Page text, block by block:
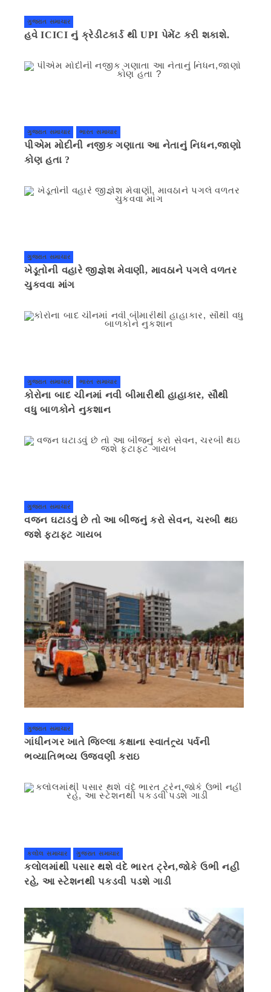
ગુજરાત સમાચાર
હવે ICICI નું ક્રેડીટકાર્ડ થી UPI પેમેંટ કરી શકાશે.
ગુજરાત સમાચાર ભારત સમાચાર
પીએમ મોદીની નજીક ગણાતા આ નેતાનું નિધન,જાણો
કોણ હતા ?
ગુજરાત સમાચાર
ખેડૂતોની વહારે જીજ્ઞેશ મેવાણી, માવઠાને પગલે વળતર
ચુકવવા માંગ
ગુજરાત સમાચાર ભારત સમાચાર
કોરોના બાદ ચીનમાં નવી બીમારીથી હાહાકાર, સૌથી
વધુ બાળકોને નુકશાન
ગુજરાત સમાચાર
વજન ઘટાડવું છે તો આ બીજનું કરો સેવન, ચરબી થઇ
જશે ફટાફટ ગાયબ
ગુજરાત સમાચાર
ગાંધીનગર ખાતે જિલ્લા કક્ષાના સ્વાતંત્ર્ય પર્વની
ભવ્યાતિભવ્ય ઉજવણી કરાઇ
કલોલ સમાચાર ગુજરાત સમાચાર
કલોલમાંથી પસાર થશે વંદે ભારત ટ્રેન,જોકે ઉભી નહી
રહે, આ સ્ટેશનથી પકડવી પડશે ગાડી